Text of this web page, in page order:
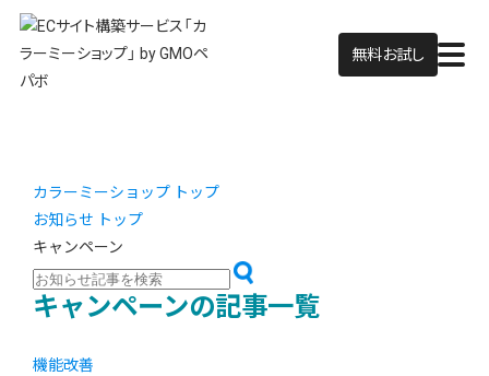
無料お試し
カラーミーショップ トップ
お知らせ トップ
キャンペーン
キャンペーンの記事一覧
機能改善